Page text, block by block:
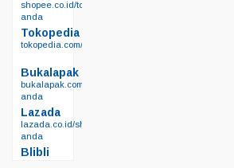
shopee.co.id/toko-
anda
Tokopedia
tokopedia.com/produsenfiberglass
Bukalapak
bukalapak.com/lapak-
anda
Lazada
lazada.co.id/shop/toko-
anda
Blibli